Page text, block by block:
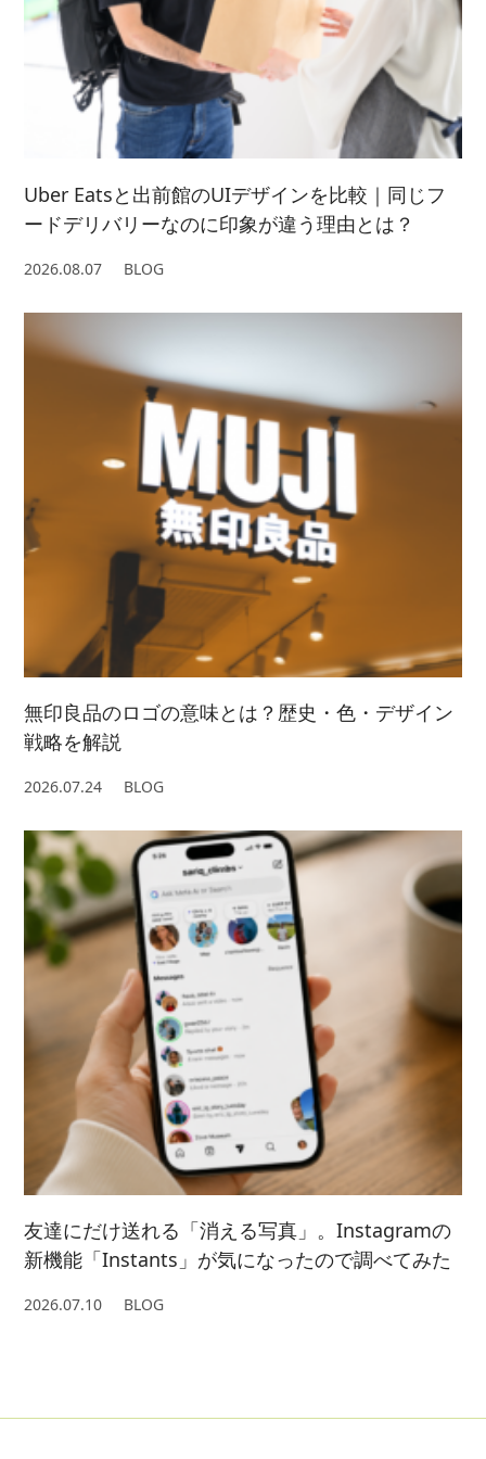
2022/ 1 (5)
2021/ 3 (2)
2021/ 2 (4)
Uber Eatsと出前館のUIデザインを比較｜同じフ
ードデリバリーなのに印象が違う理由とは？
2026.08.07 BLOG
無印良品のロゴの意味とは？歴史・色・デザイン
戦略を解説
2026.07.24 BLOG
友達にだけ送れる「消える写真」。Instagramの
新機能「Instants」が気になったので調べてみた
2026.07.10 BLOG